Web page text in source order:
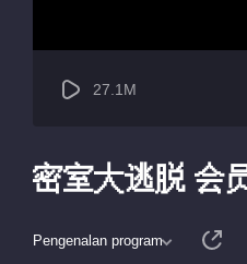
27.1M
密室大逃脱 会
Pengenalan program